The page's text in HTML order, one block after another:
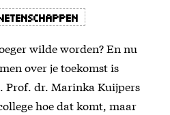
wilde worden? En nu
over je toekomst is
Prof. dr. Marinka Kuijpers
hoe dat komt, maar